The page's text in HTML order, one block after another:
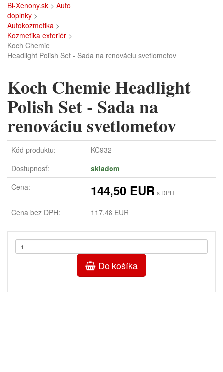
Bi-Xenony.sk > Auto
doplnky >
Autokozmetika >
Kozmetika exteriér >
Koch Chemie
Headlight Polish Set - Sada na renováciu svetlometov
Koch Chemie Headlight
Polish Set - Sada na
renováciu svetlometov
Kód produktu:
KC932
Dostupnosť:
skladom
Cena:
144,50 EUR s DPH
Cena bez DPH: 117,48 EUR
Do košíka